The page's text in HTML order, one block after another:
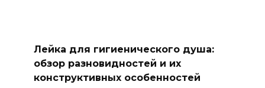
Лейка для гигиенического душа:
обзор разновидностей и их
конструктивных особенностей